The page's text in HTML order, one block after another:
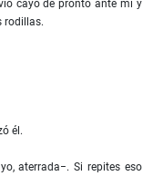
cayó de pronto ante mí y
rodillas.
él.
aterrada−. Si repites eso